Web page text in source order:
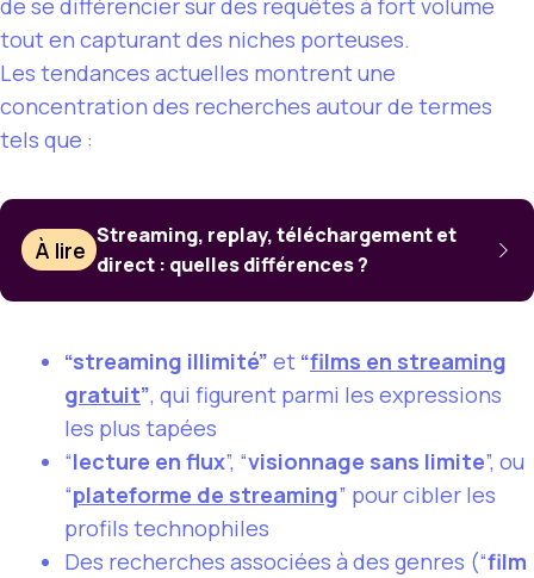
tout en capturant des niches porteuses.
Les tendances actuelles montrent une
concentration des recherches autour de termes
tels que :
À lire
Streaming, replay, téléchargement et
direct : quelles différences ?
“streaming illimité” et “films en streaming
gratuit”, qui figurent parmi les expressions
les plus tapées
“lecture en flux”, “visionnage sans limite”, ou
“plateforme de streaming” pour cibler les
profils technophiles
Des recherches associées à des genres (“film